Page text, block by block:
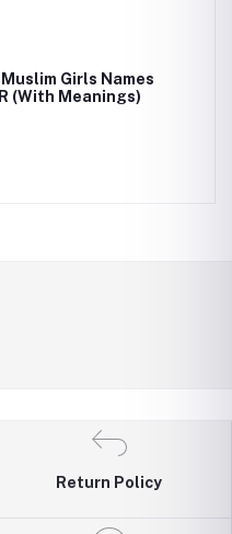
Girls Names
(With Meanings)
Return Policy